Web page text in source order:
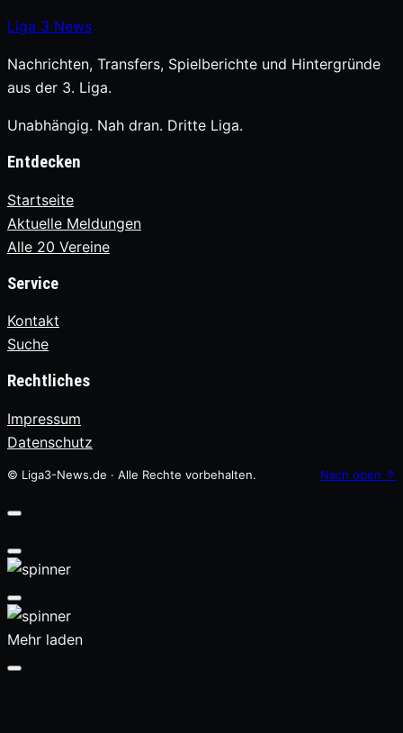
Liga 3 News
Nachrichten, Transfers, Spielberichte und Hintergründe
aus der 3. Liga.
Unabhängig. Nah dran. Dritte Liga.
Entdecken
Startseite
Aktuelle Meldungen
Alle 20 Vereine
Service
Kontakt
Suche
Rechtliches
Impressum
Datenschutz
© Liga3-News.de · Alle Rechte vorbehalten. Nach oben ↑
Mehr laden